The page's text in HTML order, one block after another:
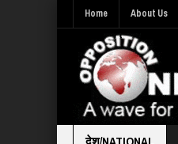
Home About Us